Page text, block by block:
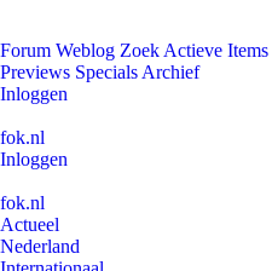
Forum Weblog Zoek Actieve Items
Previews Specials Archief
Inloggen
fok.nl
Inloggen
fok.nl
Actueel
Nederland